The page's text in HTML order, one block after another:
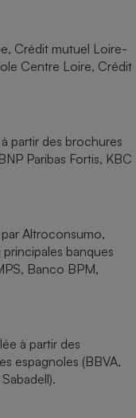
Crédit mutuel Loire-
Centre Loire, Crédit
partir des brochures
Paribas Fortis, KBC
Altroconsumo,
banques
Banco BPM,
à partir des
espagnoles (BBVA,